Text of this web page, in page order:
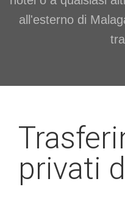
all'esterno di
privati